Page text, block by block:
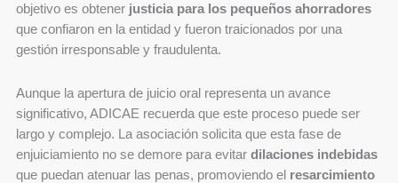
objetivo es obtener justicia para los pequeños ahorradores
que confiaron en la entidad y fueron traicionados por una
gestión irresponsable y fraudulenta.
Aunque la apertura de juicio oral representa un avance
significativo, ADICAE recuerda que este proceso puede ser
largo y complejo. La asociación solicita que esta fase de
enjuiciamiento no se demore para evitar dilaciones indebidas
que puedan atenuar las penas, promoviendo el resarcimiento